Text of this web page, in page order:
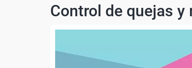
Control de quejas y